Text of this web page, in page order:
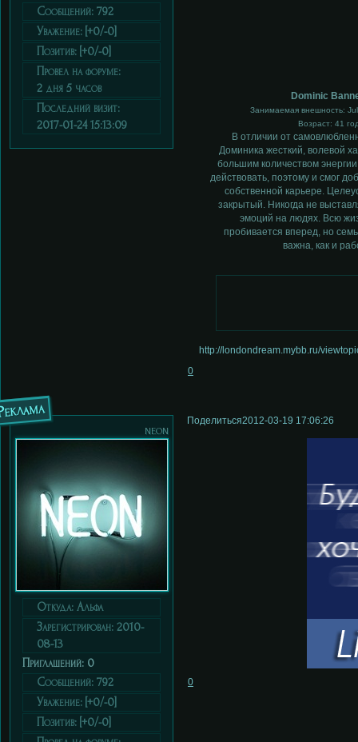
Сообщений: 792
Уважение: [+0/-0]
Позитив: [+0/-0]
Провел на форуме:
2 дня 5 часов
Последний визит:
2017-01-24 15:13:09
Dominic
Занимаемая внешность:
Возраст: 41
В отличии от
Доминика жесткий, волевой
большим количеством
действовать, поэтому и смог
собственной карьере.
закрытый. Никогда не
эмоций на людях. Всю
пробивается вперед, но
важна, как и
http://londondream.mybb.ru/
0
Поделиться2012-03-19 17:06:26
neon
Откуда: Альфа
Зарегистрирован: 2010-
08-13
Приглашений: 0
Сообщений: 792
Уважение: [+0/-0]
Позитив: [+0/-0]
0